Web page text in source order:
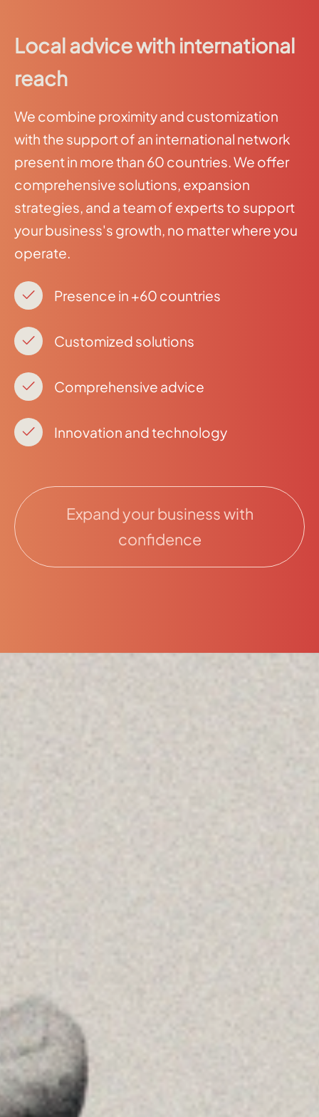
Local advice with international
reach
We combine proximity and customization
with the support of an international network
present in more than 60 countries. We offer
comprehensive solutions, expansion
strategies, and a team of experts to support
your business's growth, no matter where you
operate.
Presence in +60 countries
Customized solutions
Comprehensive advice
Innovation and technology
Expand your business with
confidence